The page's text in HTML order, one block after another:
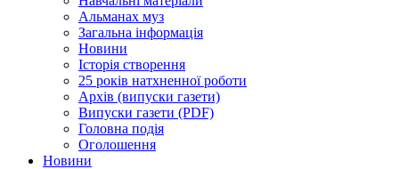
Альманах муз
Загальна інформація
Новини
Історія створення
25 років натхненної роботи
Архів (випуски газети)
Випуски газети (PDF)
Головна подія
Оголошення
Новини